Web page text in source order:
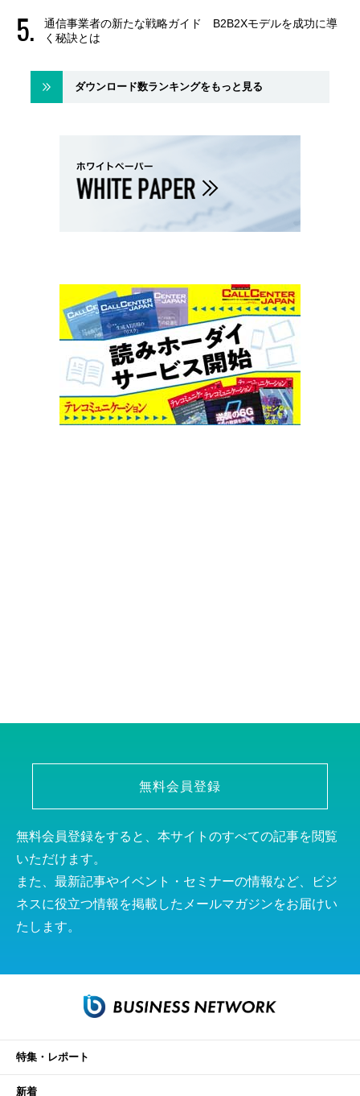
通信事業者の新たな戦略ガイド B2B2Xモデルを成功に導
く秘訣とは
ダウンロード数ランキングをもっと見る
無料会員登録
無料会員登録をすると、本サイトのすべての記事を閲覧
いただけます。
また、最新記事やイベント・セミナーの情報など、ビジ
ネスに役立つ情報を掲載したメールマガジンをお届けい
たします。
特集・レポート
新着